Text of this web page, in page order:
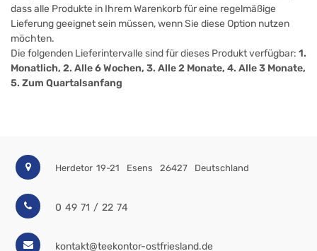
dass alle Produkte in Ihrem Warenkorb für eine regelmäßige
Lieferung geeignet sein müssen, wenn Sie diese Option nutzen
möchten.
Die folgenden Lieferintervalle sind für dieses Produkt verfügbar: 1.
Monatlich, 2. Alle 6 Wochen, 3. Alle 2 Monate, 4. Alle 3 Monate,
5. Zum Quartalsanfang
Herdetor 19-21 Esens 26427 Deutschland
0 49 71 / 22 74
kontakt@teekontor-ostfriesland.de